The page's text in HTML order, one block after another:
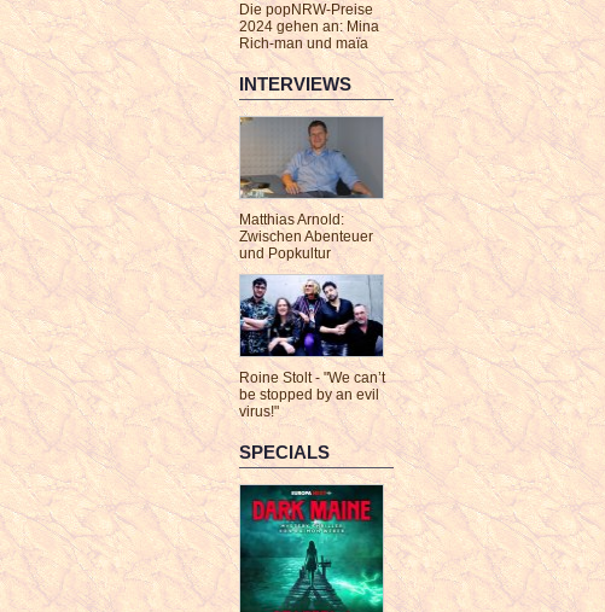
Die popNRW-Preise
2024 gehen an: Mina
Rich-man und maïa
INTERVIEWS
Matthias Arnold:
Zwischen Abenteuer
und Popkultur
Roine Stolt - "We can’t
be stopped by an evil
virus!"
SPECIALS